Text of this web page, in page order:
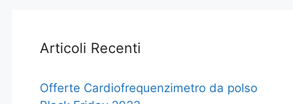
Articoli Recenti
Offerte Cardiofrequenzimetro da polso